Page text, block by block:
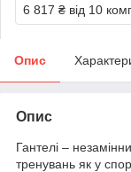
6 817 ₴ від 10
Опис
Опис
Гантелі –
тренувань як у